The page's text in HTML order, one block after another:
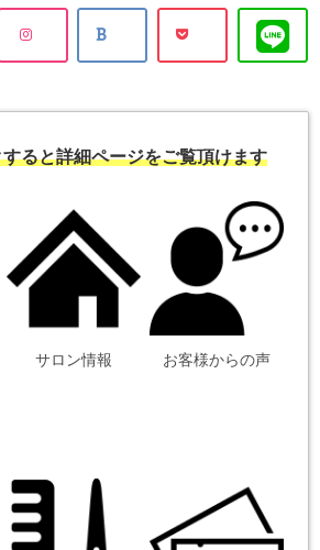
ると詳細ページをご覧頂けます
サロン情報 お客様からの声